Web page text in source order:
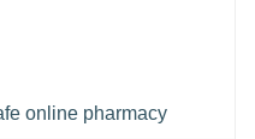
online pharmacy